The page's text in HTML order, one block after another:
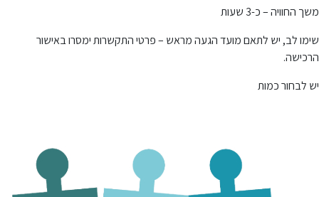
משך החוויה – כ-3 שעות
שימו לב, יש לתאם מועד הגעה מראש – פרטי התקשרות ימסרו באישור
הרכישה.
יש לבחור כמות